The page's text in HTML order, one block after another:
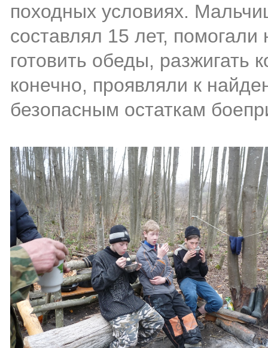
походных условиях.
составлял 15 лет,
готовить обеды, разжигать
конечно, проявляли к
безопасным остаткам